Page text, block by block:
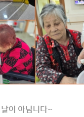
이 아님니다~